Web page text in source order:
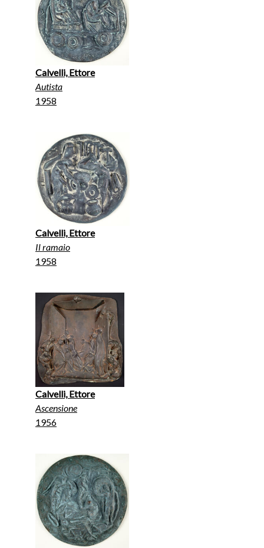
Calvelli, Ettore
Autista
1958
Calvelli, Ettore
Il ramaio
1958
Calvelli, Ettore
Ascensione
1956